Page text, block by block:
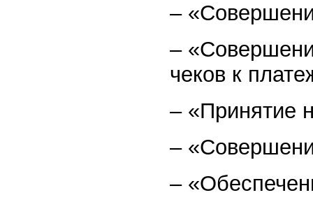
–
–
чеков к
– «Принятие
–
–